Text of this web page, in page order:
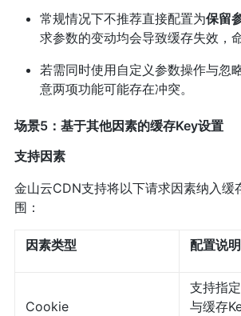
常规情况下不推荐直接配置为保留
求参数的变动均会导致缓存失效，
若需同时使用自定义参数操作与忽
意两项功能可能存在冲突。
场景5：基于其他因素的缓存Key设置
支持因素
金山云CDN支持将以下请求因素纳入缓
围：
因素类型 配置说明
Cookie
支持指
与缓存